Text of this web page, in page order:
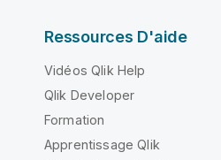
Ressources D'aide
Vidéos Qlik Help
Qlik Developer
Formation
Apprentissage Qlik